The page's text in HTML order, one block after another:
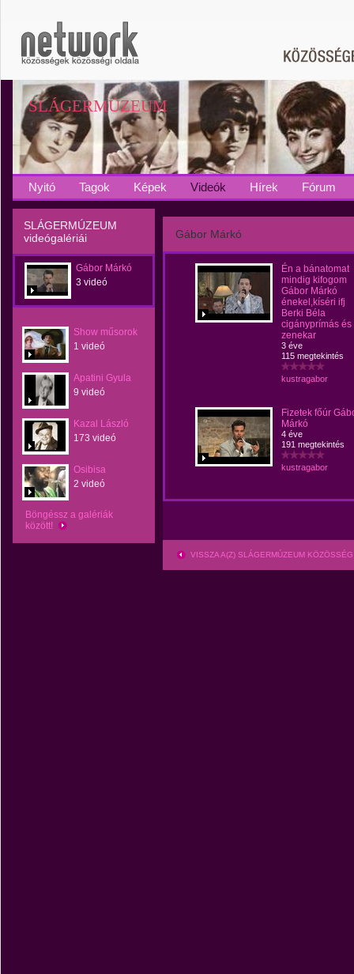
SLÁGERMÚZEUM
Nyitó Tagok Képek Videók Hírek Fórum
SLÁGERMÚZEUM
videógalériái
Gábor Márkó
3 videó
Show műsorok
1 videó
Apatini Gyula
9 videó
Kazal László
173 videó
Osibisa
2 videó
Böngéssz a galériák
között!
Gábor Márkó
Én a bánatomat
mindig kifogom
Gábor Márkó
énekel,kíséri ifj
Berki Béla
cigányprímás és
zenekar
3 éve
115 megtekintés
kustragabor
Fizetek főúr
Márkó
4 éve
191 megtekintés
kustragabor
VISSZA A(Z) SLÁGERMÚZEUM